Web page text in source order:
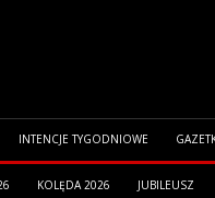
INTENCJE TYGODNIOWE
KOLĘDA 2026 JUBILEUSZ